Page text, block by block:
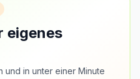
eigenes
und in unter einer Minute